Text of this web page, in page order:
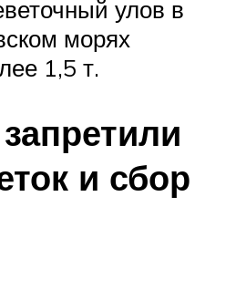
улов в
морях
1,5 т.
и сбор